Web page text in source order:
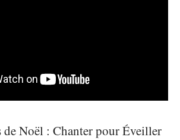
de Noël : Chanter pour Éveiller